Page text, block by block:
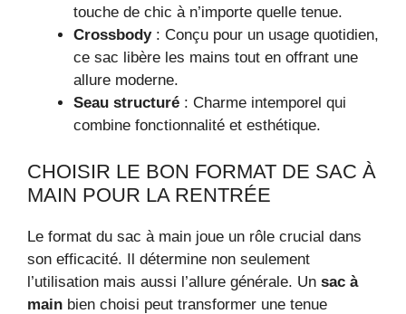
touche de chic à n’importe quelle tenue.
Crossbody: Conçu pour un usage quotidien,
ce sac libère les mains tout en offrant une
allure moderne.
Seau structuré : Charme intemporel qui
combine fonctionnalité et esthétique.
CHOISIR LE BON FORMAT DE SAC À
MAIN POUR LA RENTRÉE
Le format du sac à main joue un rôle crucial dans
son efficacité. Il détermine non seulement
l’utilisation mais aussi l’allure générale. Un sac à
main bien choisi peut transformer une tenue